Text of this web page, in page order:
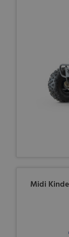
Midi